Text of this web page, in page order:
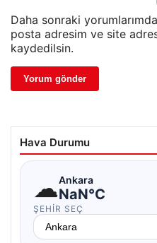
Daha sonraki
posta adresim ve site
kaydedilsin.
Hava Durumu
☁Ankara
NaN°C
ŞEHIR SEÇ